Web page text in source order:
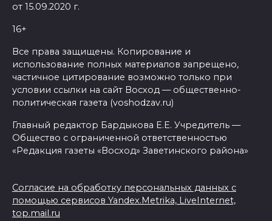
от 15.09.2020 г.
16+
Все права защищены. Копирование и
использование полных материалов запрещено,
частичное цитирование возможно только при
условии ссылки на сайт Восход — общественно-
политическая газета (voshodzav.ru)
Главный редактор Бардыкова Е.Е. Учредитель —
Общество с ограниченной ответственностью
«Редакция газеты «Восход» Заветинского района»
Согласие на обработку персональных данных с
помощью сервисов Yandex.Metrika, LiveInternet,
top.mail.ru